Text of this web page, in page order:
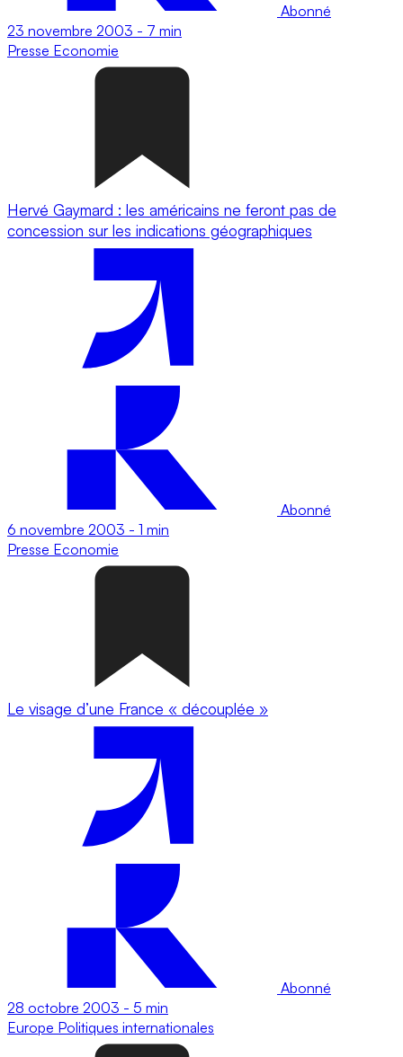
Abonné
23 novembre 2003 - 7 min
Presse Economie
Hervé Gaymard : les américains ne feront pas de
concession sur les indications géographiques
Abonné
6 novembre 2003 - 1 min
Presse Economie
Le visage d’une France « découplée »
Abonné
28 octobre 2003 - 5 min
Europe Politiques internationales